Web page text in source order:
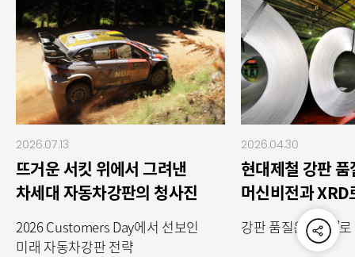
2026.07.13
뜨거운 서킷 위에서 그려낸
차세대 자동차강판의 청사진
2026 Customers Day에서 선보인
미래 자동차강판 전략
2026.04.30
현대제철 강판
머신비전과 XRD
제어하다
강판 품질은 ‘온도’
공유하기